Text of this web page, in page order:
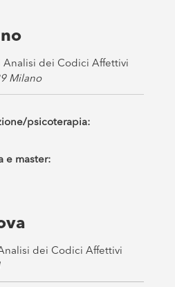
Analisi dei Codici Affettivi
Milano
psicoterapia:
e master:
dei Codici Affettivi